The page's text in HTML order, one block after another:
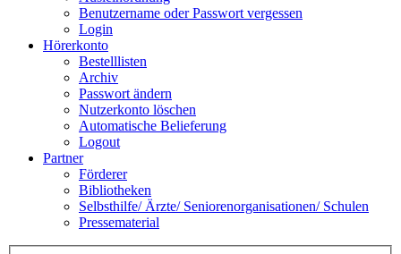
Benutzername oder Passwort vergessen
Login
Hörerkonto
Bestelllisten
Archiv
Passwort ändern
Nutzerkonto löschen
Automatische Belieferung
Logout
Partner
Förderer
Bibliotheken
Selbsthilfe/ Ärzte/ Seniorenorganisationen/ Schulen
Pressematerial